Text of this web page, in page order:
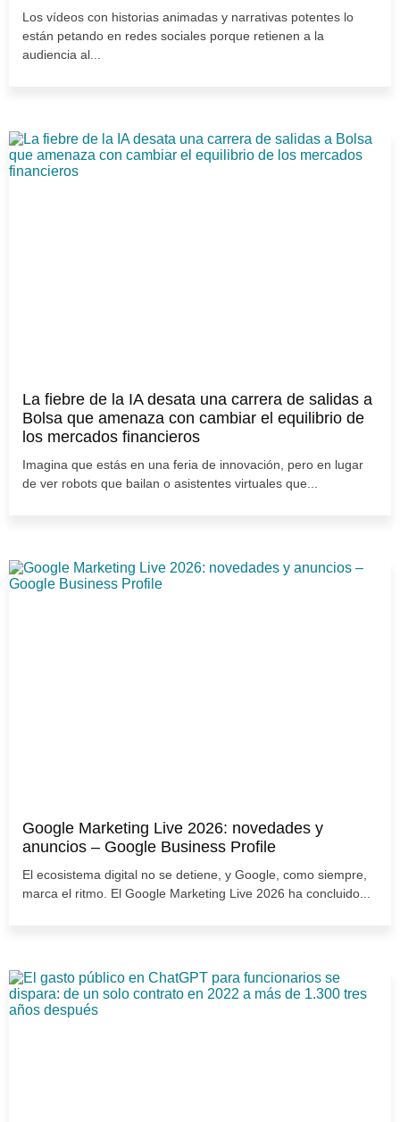
Los vídeos con historias animadas y narrativas potentes lo
están petando en redes sociales porque retienen a la
audiencia al...
La fiebre de la IA desata una carrera de salidas a
Bolsa que amenaza con cambiar el equilibrio de
los mercados financieros
Imagina que estás en una feria de innovación, pero en lugar
de ver robots que bailan o asistentes virtuales que...
Google Marketing Live 2026: novedades y
anuncios – Google Business Profile
El ecosistema digital no se detiene, y Google, como siempre,
marca el ritmo. El Google Marketing Live 2026 ha concluido...